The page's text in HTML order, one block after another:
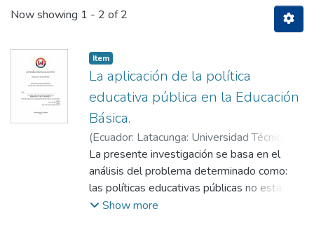
Now showing 1 - 2 of 2
Item
La aplicación de la política
educativa pública en la Educación
Básica.
(Ecuador: Latacunga: Universidad Técnica de
Cotopaxi; UTC.,2020-03)Caiza Pila, Silvia
del Pilar;Chancusi Herrera, Anita Azucena
La presente investigación se basa en el
análisis del problema determinado como:
las políticas educativas públicas no están
siendo implementadas de forma adecuada y
Show more